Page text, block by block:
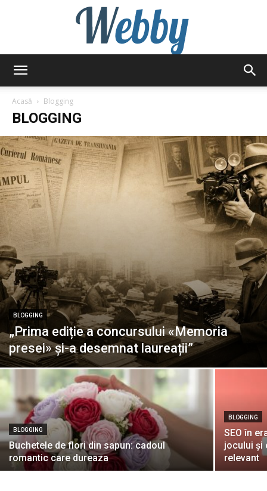
Acasă Blogging
BLOGGING
BLOGGING
„Prima ediție a concursului «Memoria
presei» și-a desemnat laureații”
BLOGGING
Buchetele de flori din sapun: cadoul
romantic care dureaza
BLOGGING
SEO în
jocului și
relevant